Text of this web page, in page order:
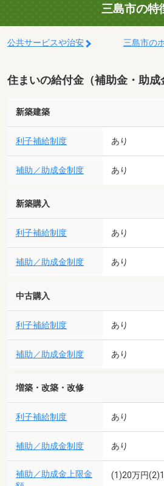
三島市の特
公共サービスや治安 三島市の
住まいの給付金（補助金・助成
新築建築
利子補給制度 あり
補助／助成金制度 あり
新築購入
利子補給制度 あり
補助／助成金制度 あり
中古購入
利子補給制度 あり
補助／助成金制度 あり
増築・改築・改修
利子補給制度 あり
補助／助成金制度 あり
補助／助成金上限金
(1)20万円